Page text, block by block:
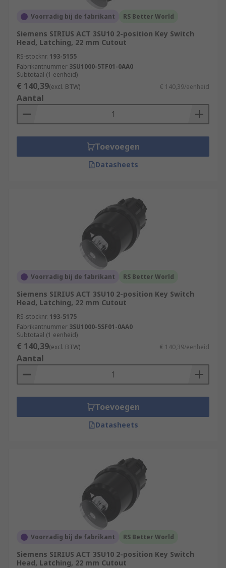
Voorradig bij de fabrikant RS Better World
Siemens SIRIUS ACT 3SU10 2-position Key Switch
Head, Latching, 22 mm Cutout
RS-stocknr. 193-5155
Fabrikantnummer 3SU1000-5TF01-0AA0
Subtotaal (1 eenheid)
€ 140,39(excl. BTW) € 140,39/eenheid
Aantal
Toevoegen
Datasheets
Voorradig bij de fabrikant RS Better World
Siemens SIRIUS ACT 3SU10 2-position Key Switch
Head, Latching, 22 mm Cutout
RS-stocknr. 193-5175
Fabrikantnummer 3SU1000-5SF01-0AA0
Subtotaal (1 eenheid)
€ 140,39(excl. BTW) € 140,39/eenheid
Aantal
Toevoegen
Datasheets
Voorradig bij de fabrikant RS Better World
Siemens SIRIUS ACT 3SU10 2-position Key Switch
Head, Latching, 22 mm Cutout